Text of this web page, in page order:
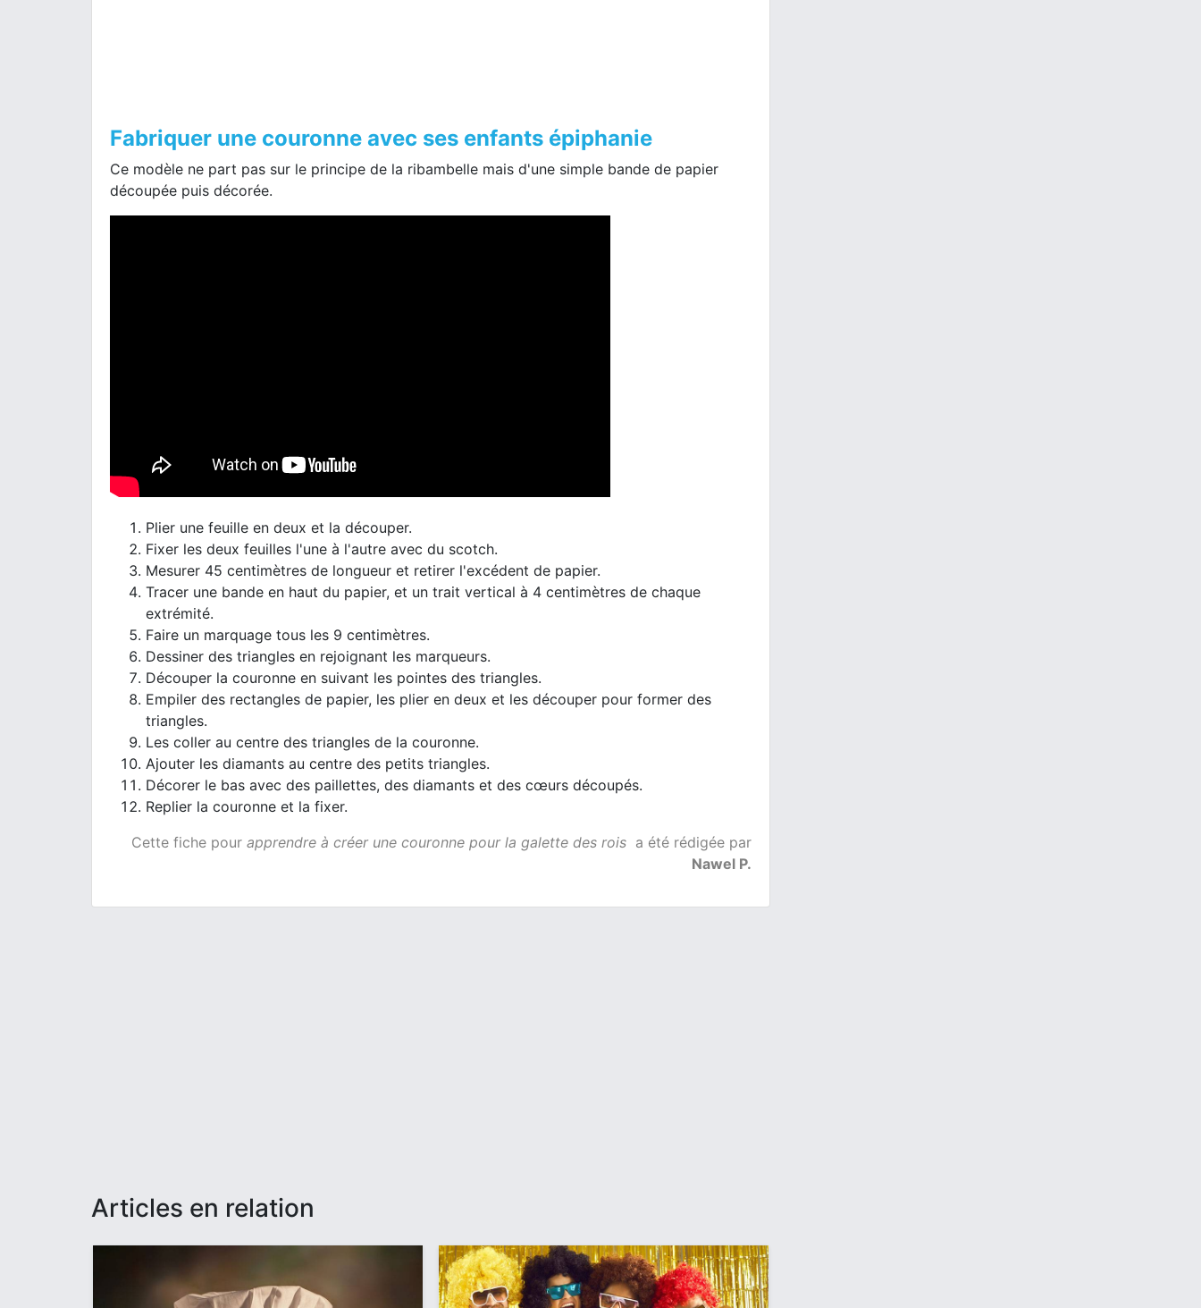
Fabriquer une couronne avec ses enfants épiphanie
Ce modèle ne part pas sur le principe de la ribambelle mais d'une simple bande de papier
découpée puis décorée.
Plier une feuille en deux et la découper.
Fixer les deux feuilles l'une à l'autre avec du scotch.
Mesurer 45 centimètres de longueur et retirer l'excédent de papier.
Tracer une bande en haut du papier, et un trait vertical à 4 centimètres de chaque
extrémité.
Faire un marquage tous les 9 centimètres.
Dessiner des triangles en rejoignant les marqueurs.
Découper la couronne en suivant les pointes des triangles.
Empiler des rectangles de papier, les plier en deux et les découper pour former des
triangles.
Les coller au centre des triangles de la couronne.
Ajouter les diamants au centre des petits triangles.
Décorer le bas avec des paillettes, des diamants et des cœurs découpés.
Replier la couronne et la fixer.
Cette fiche pour apprendre à créer une couronne pour la galette des rois a été rédigée par
Nawel P.
articles en relation